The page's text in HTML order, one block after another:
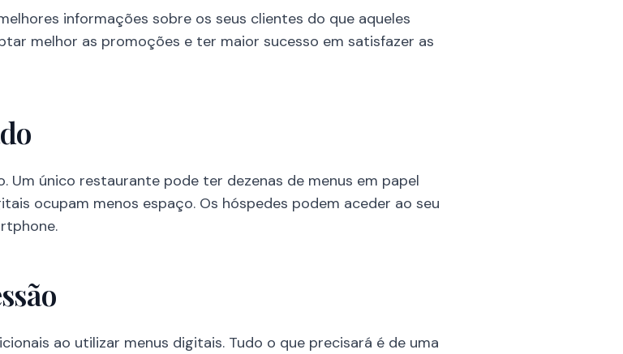
informações sobre os seus clientes do que aqueles
melhor as promoções e ter maior sucesso em satisfazer as
Um único restaurante pode ter dezenas de menus em papel
ocupam menos espaço. Os hóspedes podem aceder ao seu
ao utilizar menus digitais. Tudo o que precisará é de uma